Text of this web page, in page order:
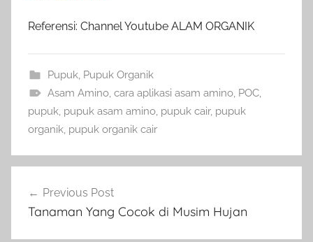
Referensi: Channel Youtube ALAM ORGANIK
Pupuk, Pupuk Organik
Asam Amino, cara aplikasi asam amino, POC,
pupuk, pupuk asam amino, pupuk cair, pupuk
organik, pupuk organik cair
pos
Previous Post
Tanaman Yang Cocok di Musim Hujan